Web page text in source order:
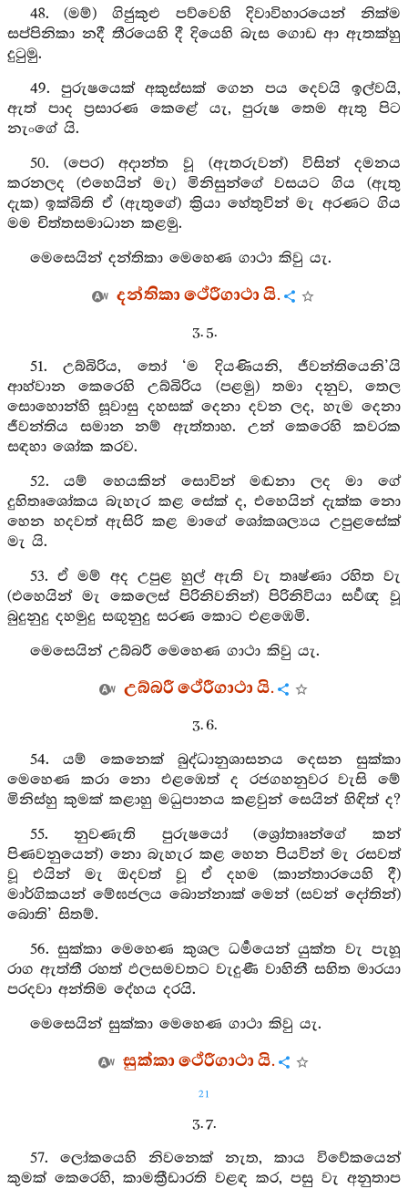
48. (මම්) ගිජුකුළු පව්වෙහි දිවාවිහාරයෙන් නික්ම
සප්පිනිකා නදී තීරයෙහි දී දියෙහි බැස ගොඩ ආ ඇතක්හු
දුටුමු.
49. පුරුෂයෙක් අකුස්සක් ගෙන පය දෙවයි ඉල්වයි,
ඇත් පාද ප්‍රසාරණ කෙළේ යැ, පුරුෂ තෙම ඇතු පිට
නැංගේ යි.
50. (පෙර) අදාන්ත වූ (ඇතරුවන්) විසින් දමනය
කරනලද (එහෙයින් මැ) මිනිසුන්ගේ වසයට ගිය (ඇතු
දැක) ඉක්බිති ඒ (ඇතුගේ) ක්‍රියා හේතුවින් මැ අරණට ගිය
මම චිත්තසමාධාන කළමු.
මෙසෙයින් දන්තිකා මෙහෙණ ගාථා කිවු යැ.
දන්තිකා ථේරීගාථා යි.
3. 5.
51. උබ්බිරිය, තෝ ‘ම දියණියනි, ජීවන්තියෙනි’යි
ආහ්වාන කෙරෙහි උබ්බිරිය (පළමු) තමා දනුව, තෙල
සොහොන්හි සූවාසු දහසක් දෙනා දවන ලද, හැම දෙනා
ජීවන්තිය සමාන නම් ඇත්තාහ. උන් කෙරෙහි කවරක
සඳහා ශෝක කරව.
52. යම් හෙයකින් සොවින් මඬනා ලද මා ගේ
දුහිතෘශෝකය බැහැර කළ සේක් ද, එහෙයින් දැක්ක නො
හෙන හදවත් ඇසිරි කළ මාගේ ශෝකශල්‍යය උපුළසේක්
මැ යි.
53. ඒ මම් අද උපුළ හුල් ඇති වැ තෘෂ්ණා රහිත වැ
(එහෙයින් මැ කෙලෙස් පිරිනිවනින්) පිරිනිවියා සර්‍වඥ වූ
බුදුනුදු දහමුදු සඟුනුදු සරණ කොට එළඹෙමි.
මෙසෙයින් උබ්බරී මෙහෙණ ගාථා කිවු යැ.
උබ්බරී ථේරීගාථා යි.
3. 6.
54. යම් කෙනෙක් බුද්ධානුශාසනය දෙසන සුක්කා
මෙහෙණ කරා නො එළඹෙත් ද රජගහනුවර වැසි මේ
මිනිස්හු කුමක් කළාහු මධුපානය කළවුන් සෙයින් හිඳිත් ද?
55. නුවණැති පුරුෂයෝ (ශ්‍රෝතෲන්ගේ කන්
පිණවනුයෙන්) නො බැහැර කළ හෙන පියවින් මැ රසවත්
වූ එයින් මැ ඔදවත් වූ ඒ දහම (කාන්තාරයෙහි දී)
මාර්ගිකයන් මේඝජලය බොන්නාක් මෙන් (සවන් දෝතින්)
බොති’ සිතම්.
56. සුක්කා මෙහෙණ කුශල ධර්‍මයෙන් යුක්ත වැ පැහූ
රාග ඇත්තී රහත් ඵලසමවතට වැදුණී වාහිනී සහිත මාරයා
පරදවා අන්තිම දේහය දරයි.
මෙසෙයින් සුක්කා මෙහෙණ ගාථා කිවු යැ.
සුක්කා ථේරීගාථා යි.
21
3. 7.
57. ලෝකයෙහි නිවනෙක් නැත, කාය විවේකයෙන්
කුමක් කෙරෙහි, කාමක්‍රීඩාරති වළඳ කර, පසු වැ අනුතාප